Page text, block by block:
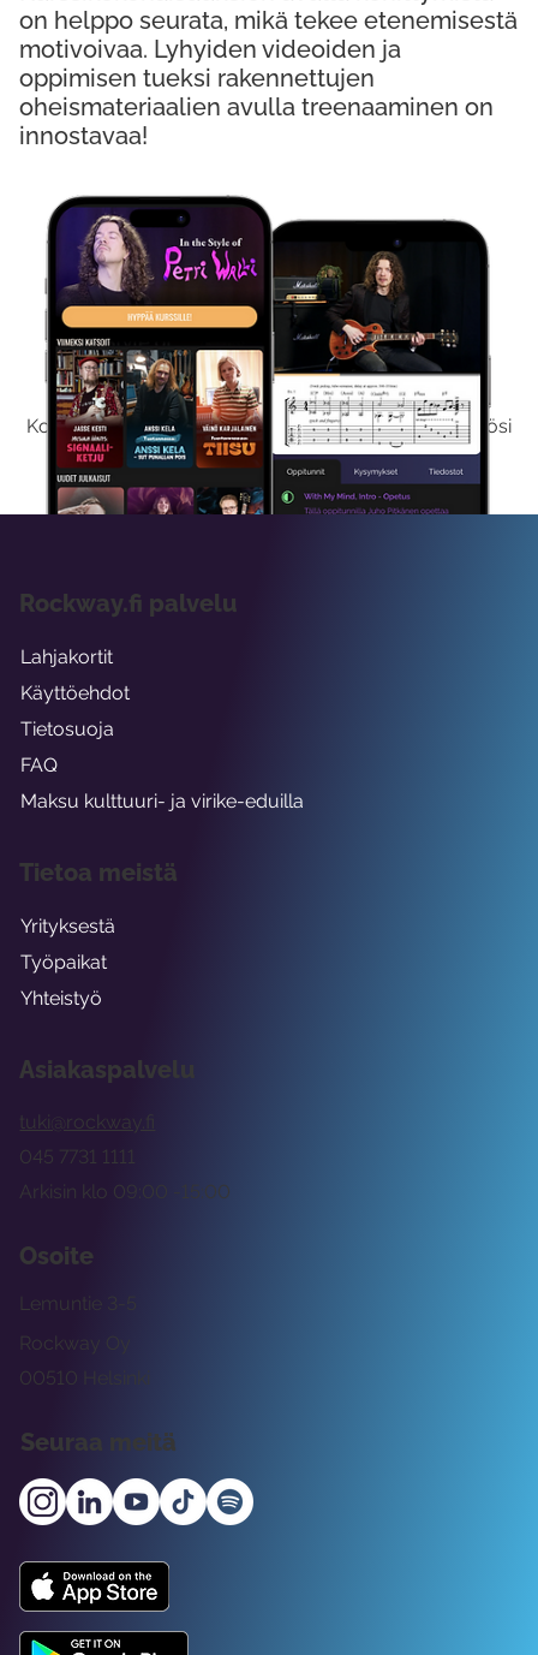
Kokeile Ilmaiseksi
Kokeilemalla ilmaiseksi saat koko sisältömme käyttöösi
viikon ajaksi.
on helppo seurata, mikä tekee etenemisestä
motivoivaa. Lyhyiden videoiden ja
oppimisen tueksi rakennettujen
oheismateriaalien avulla treenaaminen on
innostavaa!
Asiakaspalvelu
tuki@rockway.fi
Arkisin klo 09:00 -15:00
045 7731 1111
Osoite
Rockway Oy
Lemuntie 3-5
00510 Helsinki
Seuraa meitä
Rockway.fi palvelu
Lahjakortit
Käyttöehdot
Tietosuoja
FAQ
Maksu kulttuuri- ja virike-eduilla
Tietoa meistä
Yrityksestä
Työpaikat
Yhteistyö